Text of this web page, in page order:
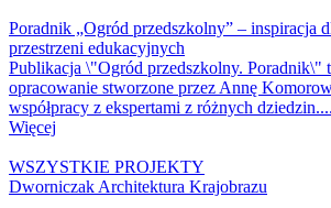
Poradnik „Ogród przedszkolny” – inspiracja
przestrzeni edukacyjnych
Publikacja \"Ogród przedszkolny. Poradnik\"
opracowanie stworzone przez Annę
współpracy z ekspertami z różnych dziedzin....
Więcej
WSZYSTKIE PROJEKTY
Dworniczak Architektura Krajobrazu